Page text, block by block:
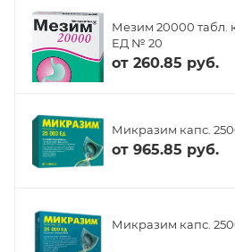
Мезим 20000 табл.
ЕД № 20
от 260.85 руб.
Микразим капс.
от 965.85 руб.
Микразим капс.